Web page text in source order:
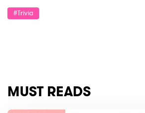
#trivia
MUST READS